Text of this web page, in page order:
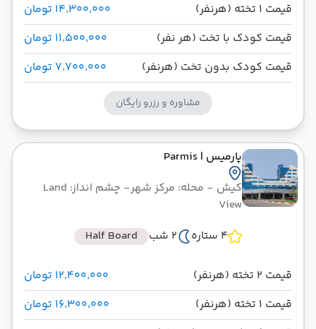
قیمت 1 تخته (هرنفر)
۱۴٬۳۰۰٬۰۰۰ تومان
قیمت کودک با تخت (هر نفر)
۱۱٬۵۰۰٬۰۰۰ تومان
قیمت کودک بدون تخت (هرنفر)
۷٬۷۰۰٬۰۰۰ تومان
مشاوره و رزرو رایگان
پارمیس | Parmis
کیش - محله: مرکز شهر
- چشم انداز: Land
View
4 ستاره
2 شب Half Board
قیمت 2 تخته (هرنفر)
۱۲٬۴۰۰٬۰۰۰ تومان
قیمت 1 تخته (هرنفر)
۱۶٬۳۰۰٬۰۰۰ تومان